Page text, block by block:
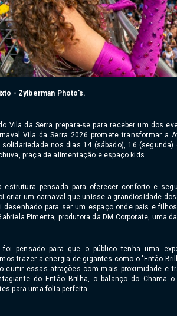
- Zylberman Photo's.
Vila da Serra prepara-se para receber um dos
Vila da Serra 2026 promete transformar
nos dias 14 (sábado), 16
praça de alimentação e espaço kids.
estrutura pensada para oferecer conforto e
criar um carnaval que unisse a grandiosidade
desenhado para ser um espaço onde pais e
Pimenta, produtora da DM Corporate, uma
foi pensado para que o público tenha uma
trazer a energia de gigantes como o 'Então
curtir essas atrações com mais proximidade e
do Então Brilha, o balanço do Chama
para uma folia perfeita.